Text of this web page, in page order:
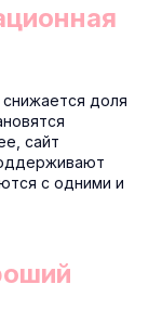
доля
сайт
с одними и